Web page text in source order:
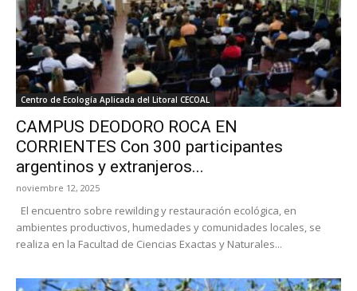
Centro de Ecología Aplicada del Litoral CECOAL
CAMPUS DEODORO ROCA EN
CORRIENTES Con 300 participantes
argentinos y extranjeros...
noviembre 12, 2025
El encuentro sobre rewilding y restauración ecológica, en
ambientes productivos, humedades y comunidades locales, se
realiza en la Facultad de Ciencias Exactas y Naturales...